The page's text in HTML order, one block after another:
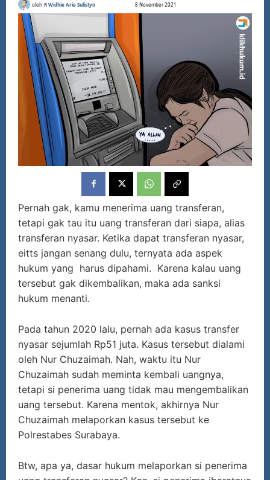
oleh R Widhie Arie Sulistyo 8 November 2021
Pernah gak, kamu menerima uang transferan,
tetapi gak tau itu uang transferan dari siapa, alias
transferan nyasar. Ketika dapat transferan nyasar,
eitts jangan senang dulu, ternyata ada aspek
hukum yang harus dipahami. Karena kalau uang
tersebut gak dikembalikan, maka ada sanksi
hukum menanti.
Pada tahun 2020 lalu, pernah ada kasus transfer
nyasar sejumlah Rp51 juta. Kasus tersebut dialami
oleh Nur Chuzaimah. Nah, waktu itu Nur
Chuzaimah sudah meminta kembali uangnya,
tetapi si penerima uang tidak mau mengembalikan
uang tersebut. Karena mentok, akhirnya Nur
Chuzaimah melaporkan kasus tersebut ke
Polrestabes Surabaya.
Btw, apa ya, dasar hukum melaporkan si penerima